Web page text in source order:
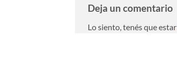
Deja un comentario
Lo siento, tenés que estar